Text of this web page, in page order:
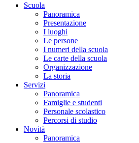
Scuola
Panoramica
Presentazione
I luoghi
Le persone
I numeri della scuola
Le carte della scuola
Organizzazione
La storia
Servizi
Panoramica
Famiglie e studenti
Personale scolastico
Percorsi di studio
Novità
Panoramica